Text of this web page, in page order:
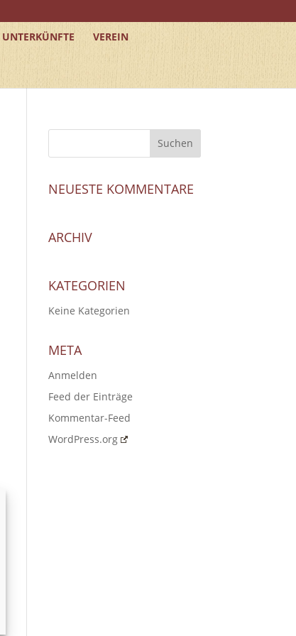
UNTERKÜNFTE
VEREIN
NEUESTE KOMMENTARE
ARCHIV
KATEGORIEN
Keine Kategorien
META
Anmelden
Feed der Einträge
Kommentar-Feed
WordPress.org